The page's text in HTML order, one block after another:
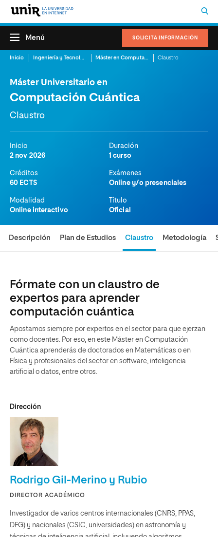
SOLICITA INFORMACIÓN
Menú
Inicio Ingeniería y Tecnología Máster en Computación Cuántica Claustro
Máster Universitario en
Computación Cuántica
Claustro
Inicio
2 nov 2026
Duración
1 curso
Créditos
60 ECTS
Exámenes
Online y/o presenciales
Modalidad
Online interactivo
Título
Oficial
Descripción Plan de Estudios Claustro Metodología
Fórmate con un claustro de
expertos para aprender
computación cuántica
Apostamos siempre por expertos en el sector para que ejerzan
como docentes. Por eso, en este Máster en Computación
Cuántica aprenderás de doctorados en Matemáticas o en
Física y profesionales del sector en software, inteligencia
artificial o datos, entre otros.
Dirección
Rodrigo Gil-Merino y Rubio
DIRECTOR ACADÉMICO
Investigador de varios centros internacionales (CNRS, PPAS,
DFG) y nacionales (CSIC, universidades) en astronomía y